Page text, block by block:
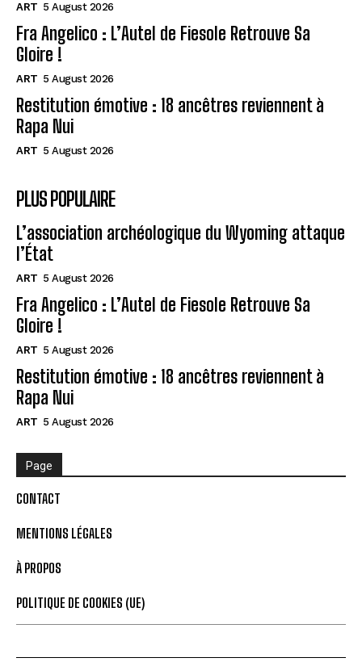
ART 5 August 2026
Fra Angelico : L’Autel de Fiesole Retrouve Sa
Gloire !
ART 5 August 2026
Restitution émotive : 18 ancêtres reviennent à
Rapa Nui
ART 5 August 2026
PLUS POPULAIRE
L’association archéologique du Wyoming attaque
l’État
ART 5 August 2026
Fra Angelico : L’Autel de Fiesole Retrouve Sa
Gloire !
ART 5 August 2026
Restitution émotive : 18 ancêtres reviennent à
Rapa Nui
ART 5 August 2026
Page
CONTACT
MENTIONS LÉGALES
À PROPOS
POLITIQUE DE COOKIES (UE)